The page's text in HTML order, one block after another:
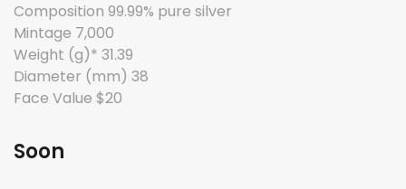
Composition 99.99% pure silver
Mintage 7,000
Weight (g)* 31.39
Diameter (mm) 38
Face Value $20
Soon